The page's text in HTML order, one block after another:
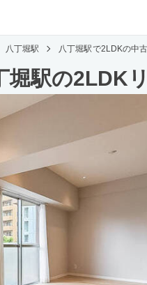
八丁堀駅 八丁堀駅で2LDKの中
堀駅の2LDK